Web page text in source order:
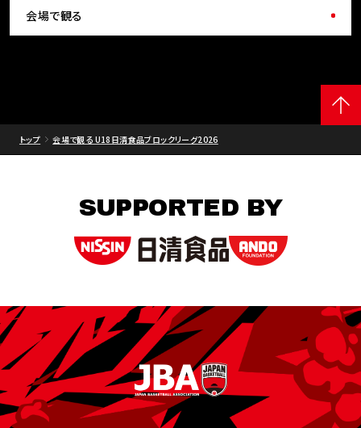
会場で観る
トップ 会場で観る U18日清食品ブロックリーグ2026
SUPPORTED BY